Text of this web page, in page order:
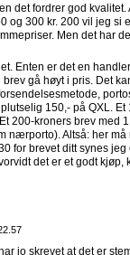
det fordrer god
og 300 kr. 200 vil jeg si
Men det har
Enten er det en
gå høyt i pris. Det
150,- på QXL.
200-kroners brev med
nærporto). Altså: her
for brevet ditt synes
det er et godt kjøp,
jo skrevet at det er